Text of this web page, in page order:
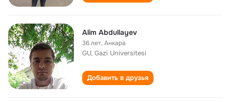
Alim Abdullayev
36 лет,Анкара
GU, Gazi Universitesi
Добавить в друзья